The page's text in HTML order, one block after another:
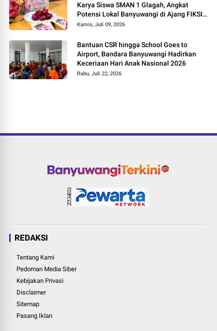
Karya Siswa SMAN 1 Glagah, Angkat
Potensi Lokal Banyuwangi di Ajang FIKSI
2026
Kamis, Juli 09, 2026
Bantuan CSR hingga School Goes to
Airport, Bandara Banyuwangi Hadirkan
Keceriaan Hari Anak Nasional 2026
Rabu, Juli 22, 2026
REDAKSI
Tentang Kami
Pedoman Media Siber
Kebijakan Privasi
Disclaimer
Sitemap
Pasang Iklan